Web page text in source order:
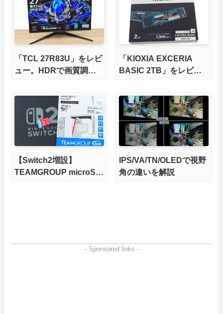
X870Eマザーボードを徹
底検証
「TCL 27R83U」をレビ
ュー。HDRで画質調整
輝度も発揮！
「KIOXIA EXCERIA
BASIC 2TB」をレビュ
力、高性能、高コスパを
実現！
【Switch2増設】
TEAMGROUP microSD
IPS/VA/TN/OLEDで視野
角の違いを解説
- Sponsored links -